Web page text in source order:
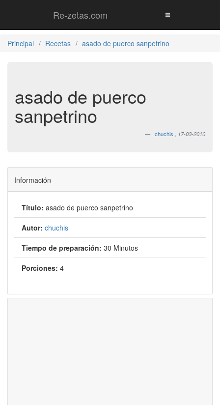
Re-zetas.com
Principal Recetas asado de puerco sanpetrino
asado de puerco
sanpetrino
chuchis 17-03-2010
Información
Título: asado de puerco sanpetrino
Autor: chuchis
Tiempo de preparación: 30 Minutos
Porciones: 4